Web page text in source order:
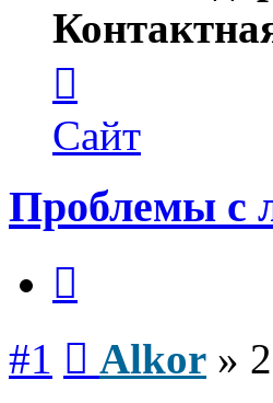
пользователя
Alkor
Сайт
Проблемы с
#1 Alkor »